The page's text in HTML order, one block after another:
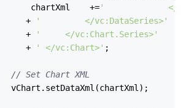
chartXml    +=
'             </
+
'         </vc:DataSeries>'
+
'     </vc:Chart.Series>'
+
' </vc:Chart>' ;
// Set Chart XML